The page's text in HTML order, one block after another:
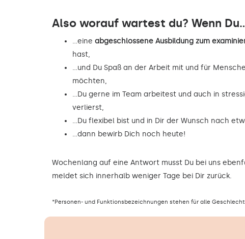
Also worauf wartest du? Wenn
…eine abgeschlossene Ausbildung zum
hast,
…und Du Spaß an der Arbeit mit und für
möchten,
…Du gerne im Team arbeitest und auch in
verlierst,
…Du flexibel bist und in Dir der Wunsch nach
…dann bewirb Dich noch heute!
Wochenlang auf eine Antwort musst Du bei uns
meldet sich innerhalb weniger Tage bei Dir zurück.
*Personen- und Funktionsbezeichnungen stehen für alle